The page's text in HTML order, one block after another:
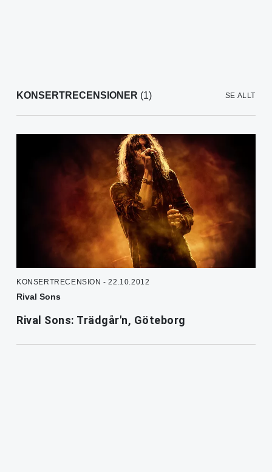
KONSERTRECENSIONER (1) SE ALLT
KONSERTRECENSION - 22.10.2012
Rival Sons
Rival Sons: Trädgår'n, Göteborg